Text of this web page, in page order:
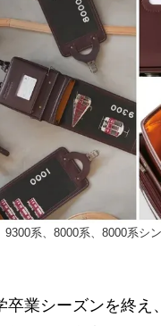
9300系、8000系、8000系シ
業シーズンを終え